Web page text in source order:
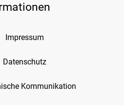
Impressum
Datenschutz
Kommunikation